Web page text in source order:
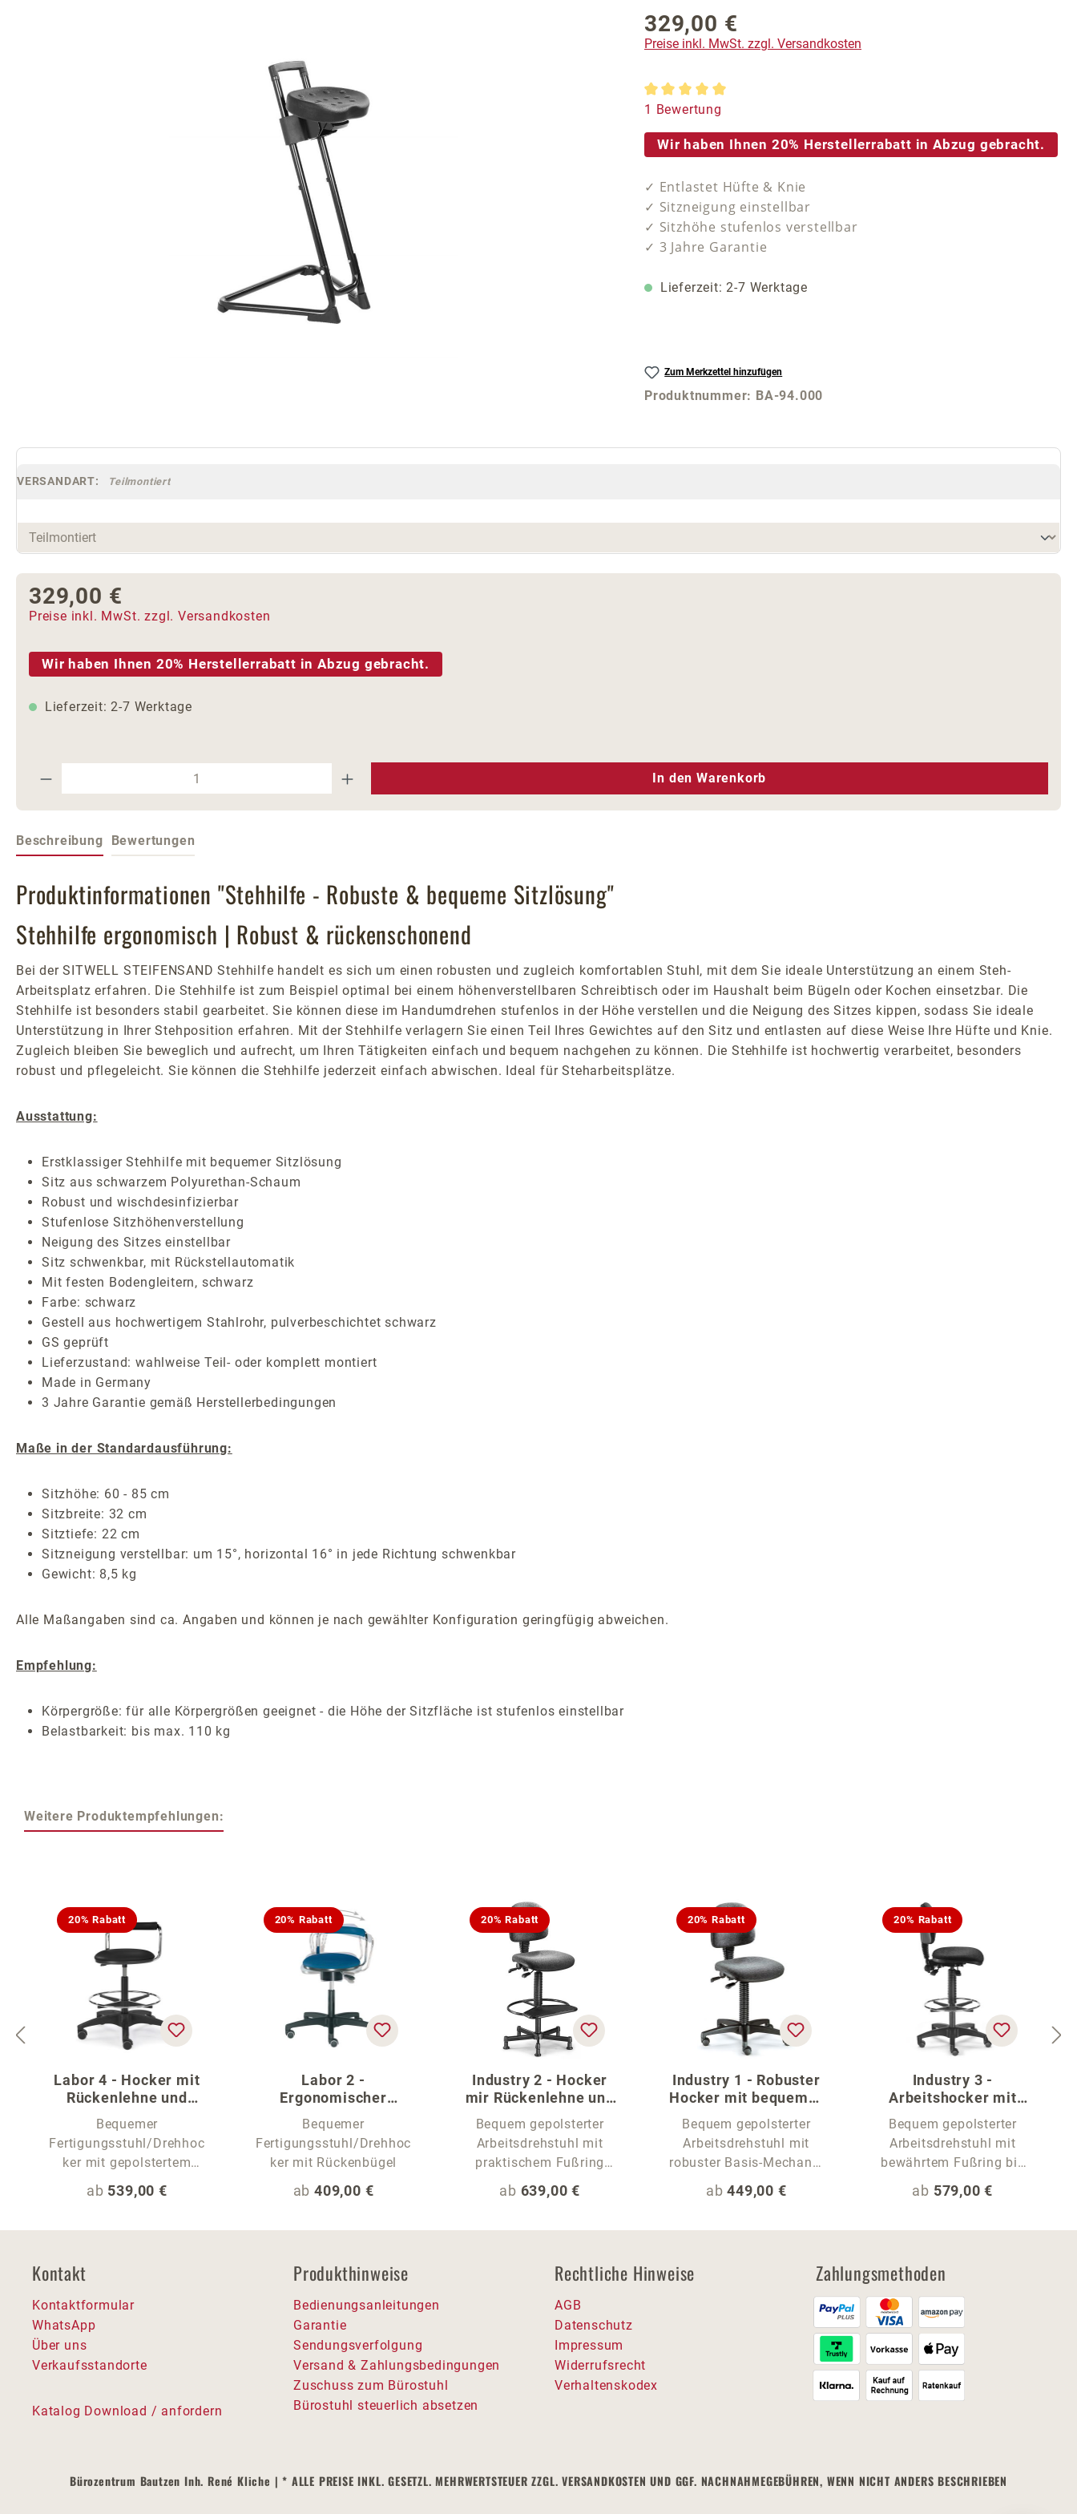
Regulärer Preis:
329,00 €
Preise inkl. MwSt. zzgl. Versandkosten
Durchschnittliche Bewertung von 5 von 5 Sternen
1 Bewertung
Wir haben Ihnen 20% Herstellerrabatt in Abzug gebracht.
✓ Entlastet Hüfte & Knie
✓ Sitzneigung einstellbar
✓ Sitzhöhe stufenlos verstellbar
✓ 3 Jahre Garantie
Lieferzeit: 2-7 Werktage
Zum Merkzettel hinzufügen
Produktnummer: BA-94.000
VERSANDART: Teilmontiert
Regulärer Preis:
329,00 €
Preise inkl. MwSt. zzgl. Versandkosten
Wir haben Ihnen 20% Herstellerrabatt in Abzug gebracht.
Lieferzeit: 2-7 Werktage
Produkt Anzahl: Gib den gewünschten Wert ein oder benutze die Schaltflächen um die Anzahl zu erhöhen oder zu
In den Warenkorb
Beschreibung Bewertungen
Produktinformationen "Stehhilfe - Robuste & bequeme Sitzlösung"
Stehhilfe ergonomisch | Robust & rückenschonend
Bei der SITWELL STEIFENSAND Stehhilfe handelt es sich um einen robusten und zugleich komfortablen Stuhl, mit dem Sie ideale Unterstützung an einem Steh-
Arbeitsplatz erfahren. Die Stehhilfe ist zum Beispiel optimal bei einem höhenverstellbaren Schreibtisch oder im Haushalt beim Bügeln oder Kochen einsetzbar. Die
Stehhilfe ist besonders stabil gearbeitet. Sie können diese im Handumdrehen stufenlos in der Höhe verstellen und die Neigung des Sitzes kippen, sodass Sie ideale
Unterstützung in Ihrer Stehposition erfahren. Mit der Stehhilfe verlagern Sie einen Teil Ihres Gewichtes auf den Sitz und entlasten auf diese Weise Ihre Hüfte und Knie.
Zugleich bleiben Sie beweglich und aufrecht, um Ihren Tätigkeiten einfach und bequem nachgehen zu können. Die Stehhilfe ist hochwertig verarbeitet, besonders
robust und pflegeleicht. Sie können die Stehhilfe jederzeit einfach abwischen. Ideal für Steharbeitsplätze.
Ausstattung:
Erstklassiger Stehhilfe mit bequemer Sitzlösung
Sitz aus schwarzem Polyurethan-Schaum
Robust und wischdesinfizierbar
Stufenlose Sitzhöhenverstellung
Neigung des Sitzes einstellbar
Sitz schwenkbar, mit Rückstellautomatik
Mit festen Bodengleitern, schwarz
Farbe: schwarz
Gestell aus hochwertigem Stahlrohr, pulverbeschichtet schwarz
GS geprüft
Lieferzustand: wahlweise Teil- oder komplett montiert
Made in Germany
3 Jahre Garantie gemäß Herstellerbedingungen
Maße in der Standardausführung:
Sitzhöhe: 60 - 85 cm
Sitzbreite: 32 cm
Sitztiefe: 22 cm
Sitzneigung verstellbar: um 15°, horizontal 16° in jede Richtung schwenkbar
Gewicht: 8,5 kg
Alle Maßangaben sind ca. Angaben und können je nach gewählter Konfiguration geringfügig abweichen.
Empfehlung:
Körpergröße: für alle Körpergrößen geeignet - die Höhe der Sitzfläche ist stufenlos einstellbar
Belastbarkeit: bis max. 110 kg
Weitere Produktempfehlungen:
20% Rabatt
Labor 4 - Hocker mit
Rückenlehne und
Fußring
Bequemer
Fertigungsstuhl/Drehhoc
ker mit gepolstertem
Rückenbügel und
chromatierten Fußring
Regulärer Preis:
ab 539,00 €
20% Rabatt
Labor 2 -
Ergonomischer
Hocker mit Fußring
Bequemer
Fertigungsstuhl/Drehhoc
ker mit Rückenbügel
Regulärer Preis:
ab 409,00 €
20% Rabatt
Industry 2 - Hocker
mir Rückenlehne und
Fußablage
Bequem gepolsterter
Arbeitsdrehstuhl mit
praktischem Fußring
inkl. Fußplatte bis 140
kg
Regulärer Preis:
ab 639,00 €
20% Rabatt
Industry 1 - Robuster
Hocker mit bequemer
Rückenlehne
Bequem gepolsterter
Arbeitsdrehstuhl mit
robuster Basis-Mechanik
bis 140 kg
Regulärer Preis:
ab449,00 €
20% Rabatt
Industry 3 -
Arbeitshocker mit
Rückenlehne und
Fußring
Bequem gepolsterter
Arbeitsdrehstuhl mit
bewährtem Fußring bis
140 kg
Regulärer Preis:
ab 579,00 €
Kontakt
Kontaktformular
WhatsApp
Über uns
Verkaufsstandorte
Katalog Download / anfordern
Produkthinweise
Bedienungsanleitungen
Garantie
Sendungsverfolgung
Versand & Zahlungsbedingungen
Zuschuss zum Bürostuhl
Bürostuhl steuerlich absetzen
Rechtliche Hinweise
AGB
Datenschutz
Impressum
Widerrufsrecht
Verhaltenskodex
Zahlungsmethoden
Bürozentrum Bautzen Inh. René Kliche | * ALLE PREISE INKL. GESETZL. MEHRWERTSTEUER ZZGL. VERSANDKOSTEN UND GGF. NACHNAHMEGEBÜHREN, WENN NICHT ANDERS BESCHRIEBEN